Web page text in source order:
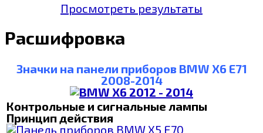
Просмотреть результаты
Расшифровка
Значки на панели приборов BMW X6 E71
2008-2014
Контрольные и сигнальные лампы
Принцип действия